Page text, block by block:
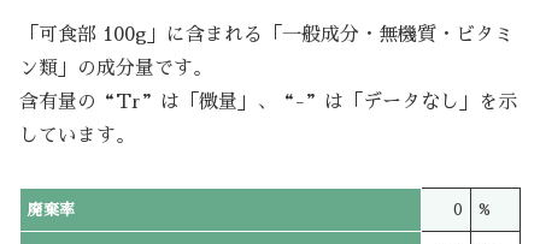
「可食部 100g」に含まれる「一般成分・無機質・ビタミ
ン類」の成分量です。
含有量の“Tr”は「微量」、“-”は「データなし」を示
しています。
廃棄率 0 %